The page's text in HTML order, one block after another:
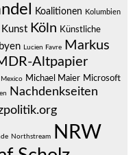
Koalitionen Kolumbien
Kunst Köln Künstliche
Lucien Favre
Markus
Altpapier
Mexico Michael Maier Microsoft
Nachdenkseiten
Northstream NRW